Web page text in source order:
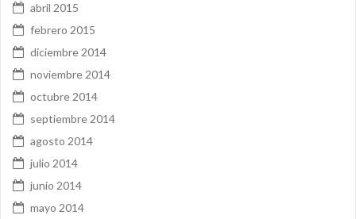
abril 2015
febrero 2015
diciembre 2014
noviembre 2014
octubre 2014
septiembre 2014
agosto 2014
julio 2014
junio 2014
mayo 2014